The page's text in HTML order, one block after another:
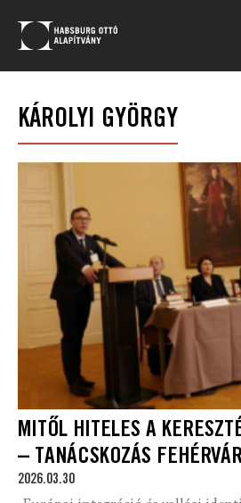
KÁROLYI GYÖRGY
MITŐL HITELES A
– TANÁCSKOZÁS
2026.03.30